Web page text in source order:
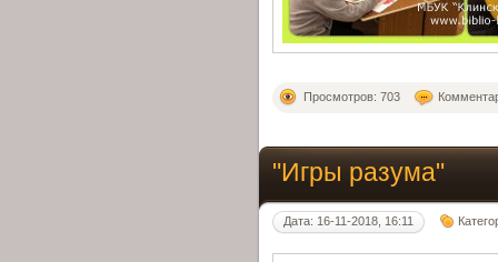
Просмотров: 703
"Игры разума"
Дата: 16-11-2018, 16:11